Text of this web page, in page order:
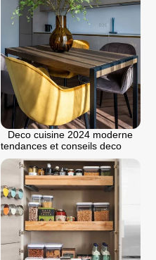
Deco cuisine 2024 moderne
tendances et conseils deco